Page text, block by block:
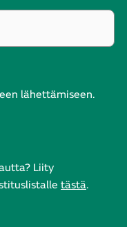
lähettämiseen.
Liity
tästä.